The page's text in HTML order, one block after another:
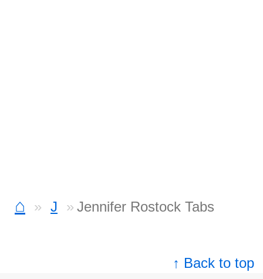
⌂ J Jennifer Rostock Tabs
↑ Back to top